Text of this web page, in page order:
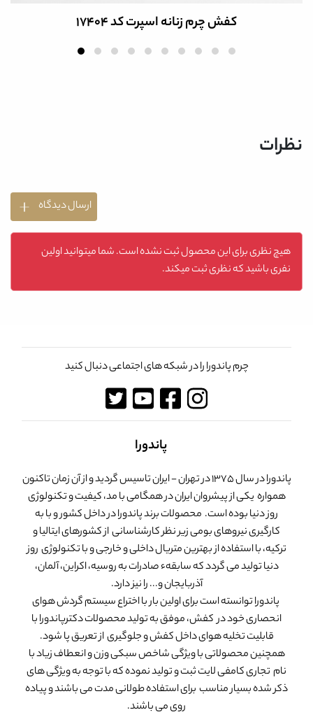
کفش چرم زنانه اسپرت کد 17404
نظرات
ارسال دیدگاه
هیچ نظری برای این محصول ثبت نشده است. شما میتوانید اولین
نفری باشید که نظری ثبت میکند.
چرم پاندورا را در شبکه های اجتماعی دنبال کنید
پاندورا
پاندورا در سال 1375 در تهران - ایران تاسیس گردید و از آن زمان تاکنون
همواره یکی از پیشروان ایران در همگامی با مد، کیفیت و تکنولوژی
روز دنیا بوده است. محصولات برند پاندورا در داخل کشور و با به
کارگیری نیروهای بومی زیر نظر کارشناسانی از کشورهای ایتالیا و
ترکیه، با استفاده از بهترین متریال داخلی و خارجی و با تکنولوژی روز
دنیا تولید می گردد که سابقهء صادرات به روسیه، اکراین، آلمان،
آذربایجان و... را نیز دارد.
پاندورا توانسته است برای اولین بار با اختراع سیستم گردش هوای
انحصاری خود در کفش، موفق به تولید محصولات دکترپاندورا با
قابلیت تخلیه هوای داخل کفش و جلوگیری از تعریق پا شود.
همچنین محصولاتی با ویژگی شاخص سبکی وزن و انعطاف زیاد با
نام تجاری کامفی لایت ثبت و تولید نموده که با توجه به ویژگی های
ذکر شده بسیار مناسب برای استفاده طولانی مدت می باشند و پیاده
روی می باشند.